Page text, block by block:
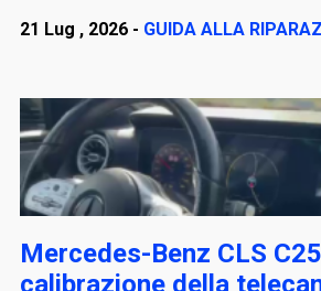
21 Lug , 2026 - GUIDA ALLA
Mercedes-Benz CLS
calibrazione della